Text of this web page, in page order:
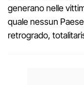
generano nelle
quale nessun
retrogrado,